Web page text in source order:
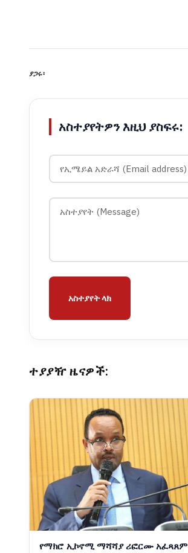
ያጋሩ፡
አስተያየትዎን እዚህ ያስፍሩ:
አስተያየት ላክ
ተያያዥ ዜናዎች:
የማክሮ ኢኮኖሚ ማሻሻያ ሪፎርሙ አፈጻጸም